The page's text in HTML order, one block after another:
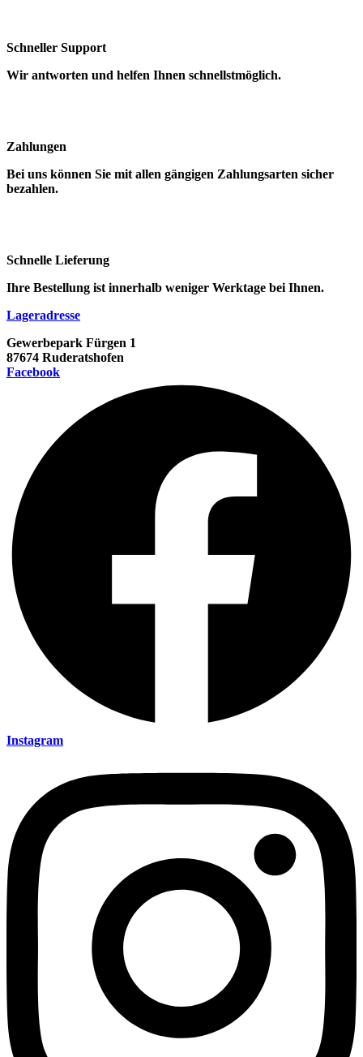
Schneller Support
Wir antworten und helfen Ihnen schnellstmöglich.
Zahlungen
Bei uns können Sie mit allen gängigen Zahlungsarten sicher
bezahlen.
Schnelle Lieferung
Ihre Bestellung ist innerhalb weniger Werktage bei Ihnen.
Lageradresse
Gewerbepark Fürgen 1
87674 Ruderatshofen
Facebook
Instagram